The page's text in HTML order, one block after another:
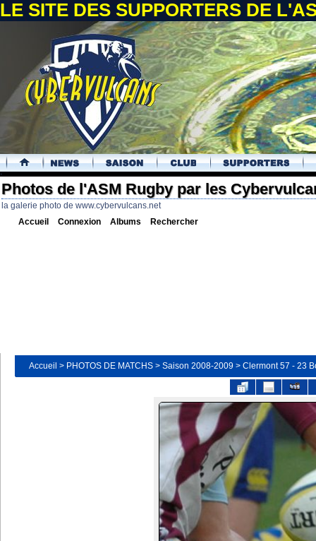
LE SITE DES SUPPORTERS DE
.
Photos de l'ASM Rugby par les
la galerie photo de www.cybervulcans.net
Accueil Connexion Albums Rechercher
Accueil > PHOTOS DE MATCHS > Saison 2008-2009 > Clermont 57 - 23